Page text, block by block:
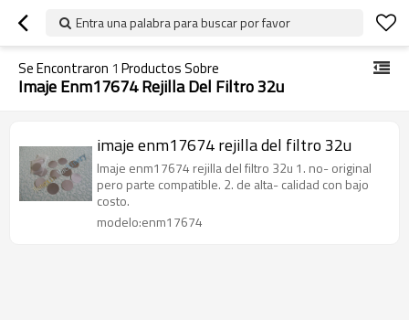
Entra una palabra para buscar por favor
Se Encontraron 1 Productos Sobre
Imaje Enm17674 Rejilla Del Filtro 32u
imaje enm17674 rejilla del filtro 32u
Imaje enm17674 rejilla del filtro 32u 1. no- original
pero parte compatible. 2. de alta- calidad con bajo
costo.
modelo:enm17674